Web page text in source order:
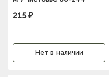
215 ₽
Нет в наличии